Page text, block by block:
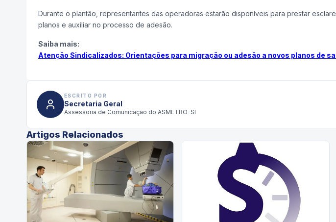
Durante o plantão, representantes das operadoras estarão disponíveis para prestar
planos e auxiliar no processo de adesão.
Saiba mais:
Atenção Sindicalizados: Orientações para migração ou adesão a novos planos de
ESCRITO POR
Secretaria Geral
Assessoria de Comunicação do ASMETRO-SI
Artigos Relacionados